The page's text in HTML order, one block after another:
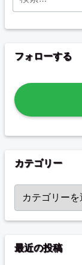
フォローする
カテゴリー
カテゴリー
最近の投稿